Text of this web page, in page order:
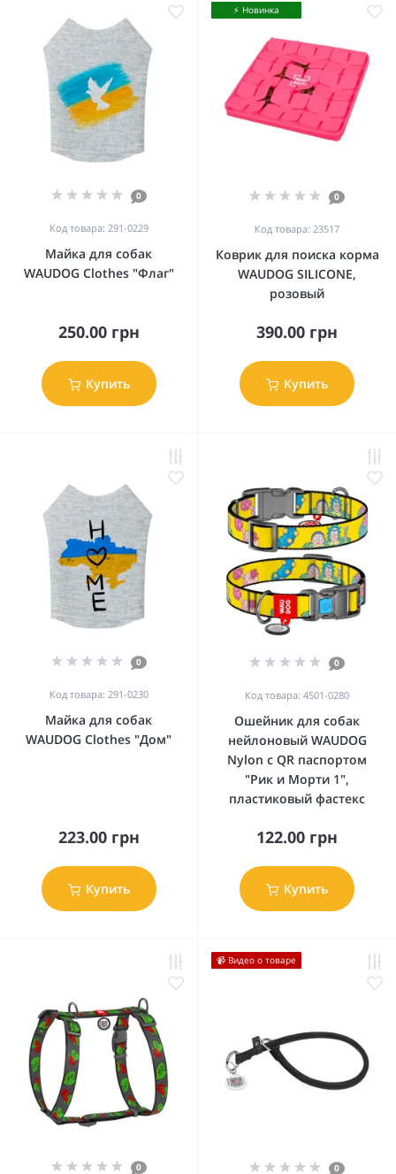
0
Код товара: 291-0229
Майка для собак
WAUDOG Clothes "Флаг"
250.00 грн
Купить
⚡️ Новинка
0
Код товара: 23517
Коврик для поиска корма
WAUDOG SILICONE,
розовый
390.00 грн
Купить
0
Код товара: 291-0230
Майка для собак
WAUDOG Clothes "Дом"
223.00 грн
Купить
0
Код товара: 4501-0280
Ошейник для собак
нейлоновый WAUDOG
Nylon c QR паспортом
"Рик и Морти 1",
пластиковый фастекс
122.00 грн
Купить
0
📹 Видео о товаре
0